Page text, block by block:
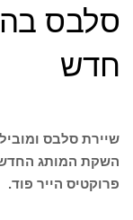
סלבס
חדש
שיירת סלבס
השקת המותג החדש
פרוקטיס הייר פוד.